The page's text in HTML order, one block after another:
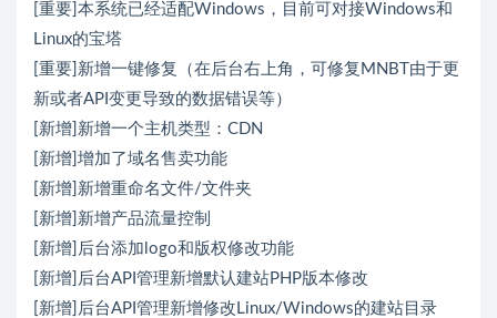
[重要]本系统已经适配Windows，目前可对接Windows和
Linux的宝塔
[重要]新增一键修复（在后台右上角，可修复MNBT由于更
新或者API变更导致的数据错误等）
[新增]新增一个主机类型：CDN
[新增]增加了域名售卖功能
[新增]新增重命名文件/文件夹
[新增]新增产品流量控制
[新增]后台添加logo和版权修改功能
[新增]后台API管理新增默认建站PHP版本修改
[新增]后台API管理新增修改Linux/Windows的建站目录